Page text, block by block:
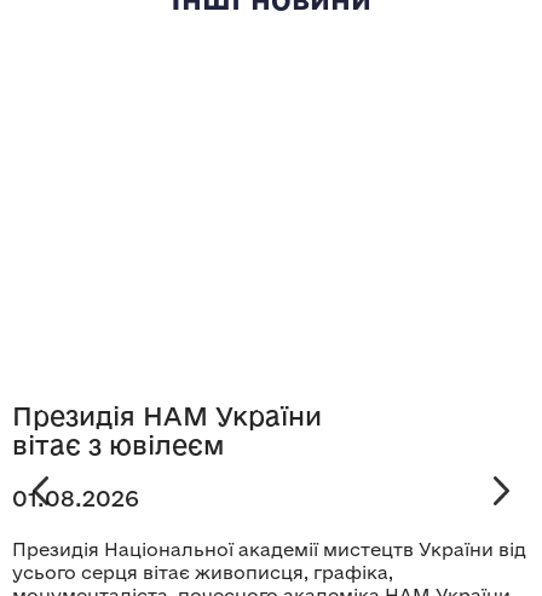
Президія НАМ України
вітає з ювілеєм
01.08.2026
Президія Національної академії мистецтв України від
усього серця вітає живописця, графіка,